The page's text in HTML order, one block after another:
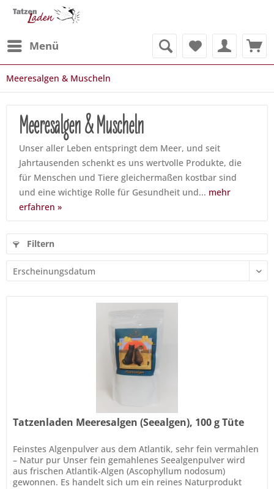
Menü
Meeresalgen & Muscheln
Meeresalgen & Muscheln
Unser aller Leben entspringt dem Meer, und seit
Jahrtausenden schenkt es uns wertvolle Produkte, die
für Menschen und Tiere gleichermaßen kostbar sind
und eine wichtige Rolle für Gesundheit und... mehr
erfahren »
Filtern
Tatzenladen Meeresalgen (Seealgen), 100 g Tüte
Feinstes Algenpulver aus dem Atlantik, sehr fein vermahlen
– Natur pur Unser fein gemahlenes Seealgenpulver wird
aus frischen Atlantik-Algen (Ascophyllum nodosum)
gewonnen. Es handelt sich um ein reines Naturprodukt